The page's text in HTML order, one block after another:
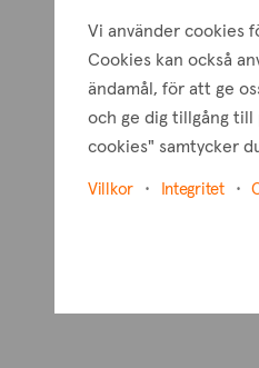
Vi använder cookies
Cookies kan också
ändamål, för att ge
och ge dig tillgång
cookies" samtycker
Villkor Integritet